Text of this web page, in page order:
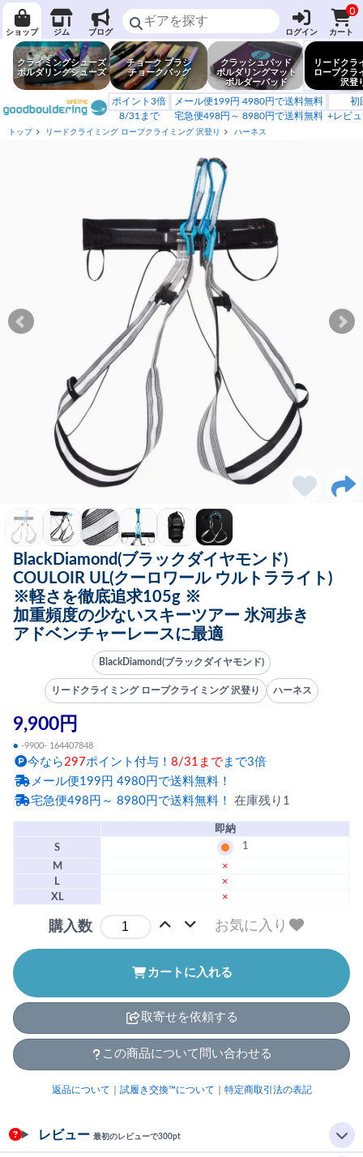
ショップ ジム ブログ ログイン
0
カート
クライミングシューズ
ボルダリングシューズ
チョーク ブラシ
チョークバッグ
クラッシュパッド
ボルダリングマット
ボルダーパッド
リードクラ
ロープクラ
沢登
ポイント3倍
8/31まで
メール便199円 4980円で送料無料
宅急便498円～ 8980円で送料無料
初
+レビ
トップ リードクライミング ロープクライミング 沢登り ハーネス
BlackDiamond(ブラックダイヤモンド)
COULOIR UL(クーロワール ウルトラライト)
※軽さを徹底追求105g ※
加重頻度の少ないスキーツアー 氷河歩き
アドベンチャーレースに最適
BlackDiamond(ブラックダイヤモンド)
リードクライミング ロープクライミング 沢登り ハーネス
9,900円
● -9900- 164407848
今なら 297ポイント付与！ 8/31まで まで3倍
メール便199円 4980円で送料無料！
宅急便498円～ 8980円で送料無料！ 在庫残り1
即納
S
1
M
×
L
×
XL
×
購入数 お気に入り
カートに入れる
取寄せを依頼する
この商品について問い合わせる
返品について 試履き交換™について 特定商取引法の表記
レビュー 最初のレビューで300pt